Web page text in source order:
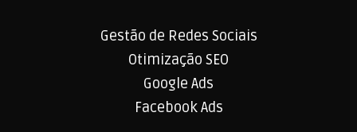
Gestão de Redes Sociais
Otimização SEO
Google Ads
Facebook Ads